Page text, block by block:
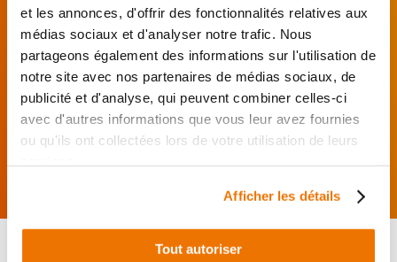
et les annonces, d'offrir des fonctionnalités relatives aux
médias sociaux et d'analyser notre trafic. Nous
partageons également des informations sur l'utilisation de
notre site avec nos partenaires de médias sociaux, de
publicité et d'analyse, qui peuvent combiner celles-ci
avec d'autres informations que vous leur avez fournies
ou qu'ils ont collectées lors de votre utilisation de leurs
Afficher les détails
Tout autoriser
J’effectue ma
commande
directement auprès
du réparateur.
Mes pièces sont livrées et
montées chez le partenaire.
Rechercher par...